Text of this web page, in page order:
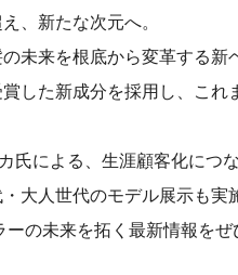
、新たな次元へ。
未来を根底から変革する新
した新成分を採用し、こ
氏による、生涯顧客化につ
大人世代のモデル展示も実
の未来を拓く最新情報をぜ